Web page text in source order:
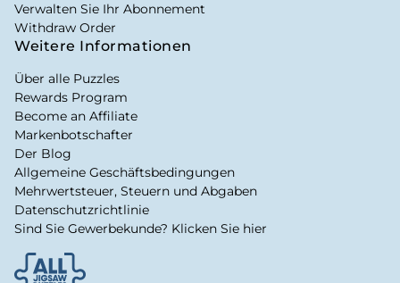
Verwalten Sie Ihr Abonnement
Withdraw Order
Weitere Informationen
Über alle Puzzles
Rewards Program
Become an Affiliate
Markenbotschafter
Der Blog
Allgemeine Geschäftsbedingungen
Mehrwertsteuer, Steuern und Abgaben
Datenschutzrichtlinie
Sind Sie Gewerbekunde? Klicken Sie hier